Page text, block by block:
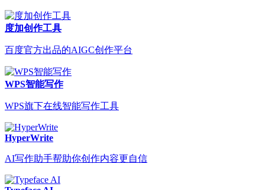
度加创作工具
百度官方出品的AIGC创作平台
WPS智能写作
WPS旗下在线智能写作工具
HyperWrite
AI写作助手帮助你创作内容更自信